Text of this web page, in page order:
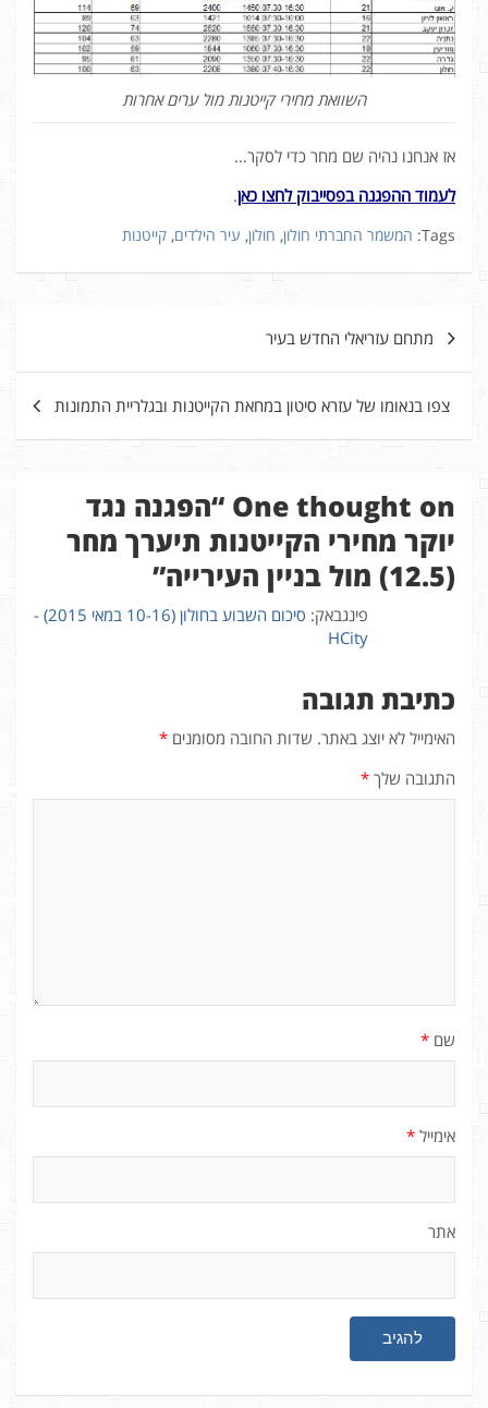
השוואת מחירי קייטנות מול ערים אחרות
אז אנחנו נהיה שם מחר כדי לסקר…
לעמוד ההפגנה בפסייבוק לחצו כאן.
Tags: המשמר החברתי חולון, חולון, עיר הילדים, קייטנות
מתחם עזריאלי החדש בעיר
צפו בנאומו של עזרא סיטון במחאת הקייטנות ובגלריית התמונות
One thought on “
הפגנה נגד
יוקר מחירי הקייטנות תיערך מחר
(12.5) מול בניין העירייה
”
פינגבאק:
סיכום השבוע בחולון (10-16 במאי 2015) -
HCity
כתיבת תגובה
האימייל לא יוצג באתר. שדות החובה מסומנים *
התגובה שלך *
שם *
אימייל *
אתר